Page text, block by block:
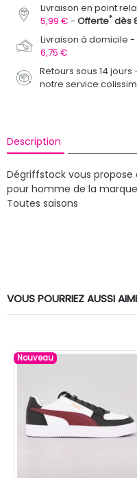
Livraison en point
5,99 €
Offerte* dès
Livraison à domicile
6,75 €
Retours sous 14
notre service
Description
Dégriffstock vous
pour homme de la marque
Toutes saisons
VOUS POURRIEZ AUSSI
Nouveau